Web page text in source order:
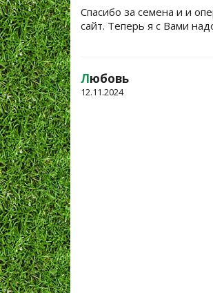
Спасибо за семена и и
сайт. Теперь я с Вами
Любовь
12.11.2024